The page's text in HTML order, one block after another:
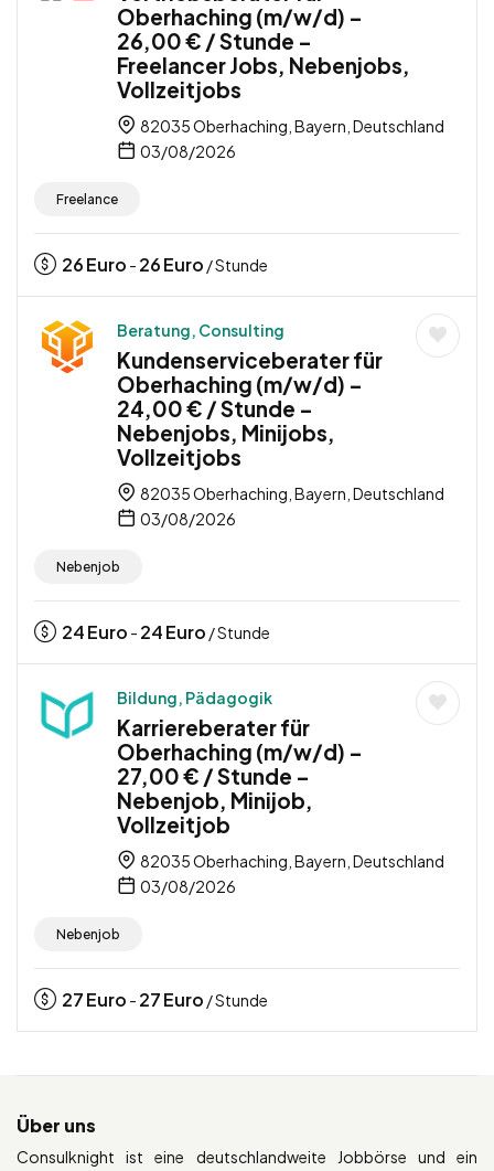
Oberhaching (m/w/d) –
26,00 € / Stunde –
Freelancer Jobs, Nebenjobs,
Vollzeitjobs
82035 Oberhaching, Bayern, Deutschland
03/08/2026
Freelance
26Euro - 26Euro / Stunde
Beratung, Consulting
Kundenserviceberater für
Oberhaching (m/w/d) –
24,00 € / Stunde –
Nebenjobs, Minijobs,
Vollzeitjobs
82035 Oberhaching, Bayern, Deutschland
03/08/2026
Nebenjob
24Euro - 24Euro / Stunde
Bildung, Pädagogik
Karriereberater für
Oberhaching (m/w/d) –
27,00 € / Stunde –
Nebenjob, Minijob,
Vollzeitjob
82035 Oberhaching, Bayern, Deutschland
03/08/2026
Nebenjob
27Euro - 27Euro / Stunde
Über uns
Consulknight ist eine deutschlandweite Jobbörse und ein